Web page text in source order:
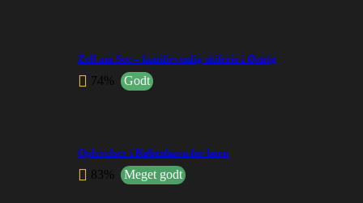
Zell am See – familievenlig skiferie i Østrig
74% Godt
Oplevelser i København for børn
83% Meget godt